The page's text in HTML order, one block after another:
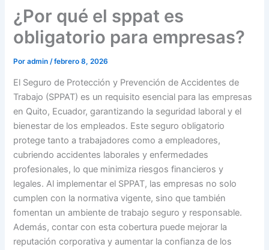
¿Por qué el sppat es
obligatorio para empresas?
Poradmin /febrero 8, 2026
El Seguro de Protección y Prevención de Accidentes de
Trabajo (SPPAT) es un requisito esencial para las empresas
en Quito, Ecuador, garantizando la seguridad laboral y el
bienestar de los empleados. Este seguro obligatorio
protege tanto a trabajadores como a empleadores,
cubriendo accidentes laborales y enfermedades
profesionales, lo que minimiza riesgos financieros y
legales. Al implementar el SPPAT, las empresas no solo
cumplen con la normativa vigente, sino que también
fomentan un ambiente de trabajo seguro y responsable.
Además, contar con esta cobertura puede mejorar la
reputación corporativa y aumentar la confianza de los